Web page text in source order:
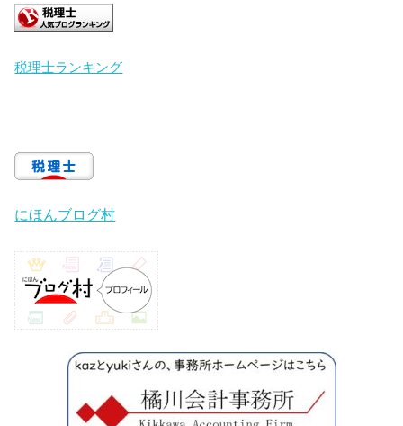
税理士ランキング
にほんブログ村